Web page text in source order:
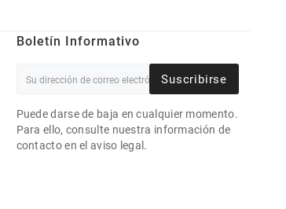
Boletín Informativo
Suscribirse
Puede darse de baja en cualquier momento.
Para ello, consulte nuestra información de
contacto en el aviso legal.